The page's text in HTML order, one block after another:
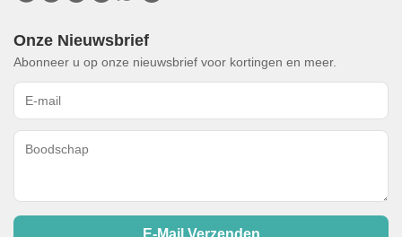
Onze Nieuwsbrief
Abonneer u op onze nieuwsbrief voor kortingen en meer.
E-Mail Verzenden